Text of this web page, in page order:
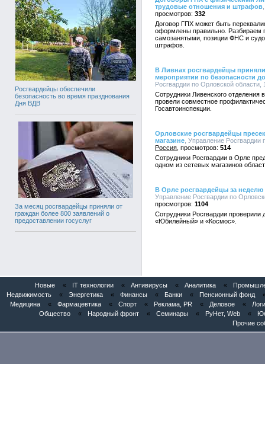
Росгвардейцы обеспечили
безопасность во время празднования
Дня ВДВ
За месяц росгвардейцы приняли от
граждан более 800 заявлений о
предоставлении госуслуг
трудовые отношения и штрафов
332
Договор ГПХ может быть
оформлены правильно. Разбираем
самозанятыми, позиции ФНС и
штрафов.
В Ливнах росгвардейцы
мероприятии по безопасности
Росгвардии по Орловской
Сотрудники Ливенского отделения
провели совместное
Госавтоинспекции.
Орловские росгвардейцы
магазине , Управление
Россия
514
Сотрудники Росгвардии в Орле
одном из сетевых магазинов
В Орле росгвардейцы за неделю
Управление Росгвардии по
1104
Сотрудники Росгвардии проверили
«Юбилейный» и «Космос».
Новые « IT технологии « Антивирусы « Аналитика «
Недвижимость
« Энергетика « Финансы « Банки « Пенсионный фонд
Медицина
« Фармацевтика « Спорт « Реклама, PR « Деловое «
Общество
« Народный фронт « Семинары « РуНет, Web «
Прочие